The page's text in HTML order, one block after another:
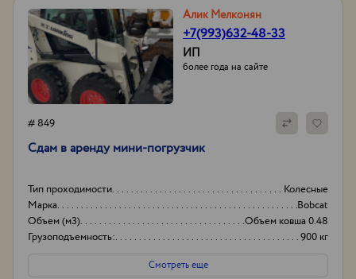
Алик Мелконян
+7(993)632-48-33
ИП
более года на сайте
# 849
Сдам в аренду мини-погрузчик
Тип проходимости
Колесные
Марка
Bobcat
Объем (м3)
Объем ковша 0.48
Грузоподъемность:
900 кг
Смотреть еще